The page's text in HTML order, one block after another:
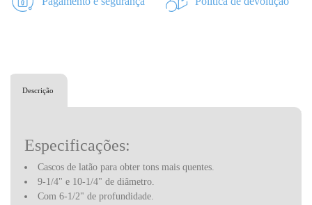
Descrição
Especificações:
Cascos de latão para obter tons mais quentes.
9-1/4" e 10-1/4" de diâmetro.
Com 6-1/2" de profundidade.